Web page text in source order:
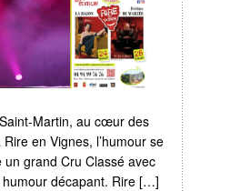
Martin, au cœur des
en Vignes, l’humour se
grand Cru Classé avec
humour décapant. Rire […]